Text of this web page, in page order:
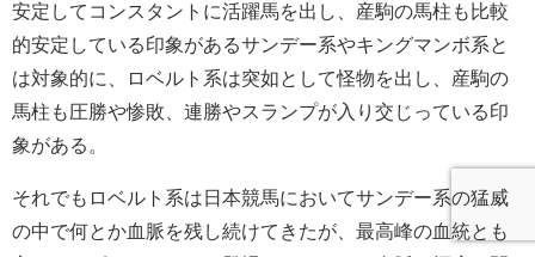
安定してコンスタントに活躍馬を出し、産駒の馬柱も比較
的安定している印象があるサンデー系やキングマンボ系と
は対象的に、ロベルト系は突如として怪物を出し、産駒の
馬柱も圧勝や惨敗、連勝やスランプが入り交じっている印
象がある。
それでもロベルト系は日本競馬においてサンデー系の猛威
の中で何とか血脈を残し続けてきたが、最高峰の血統とも